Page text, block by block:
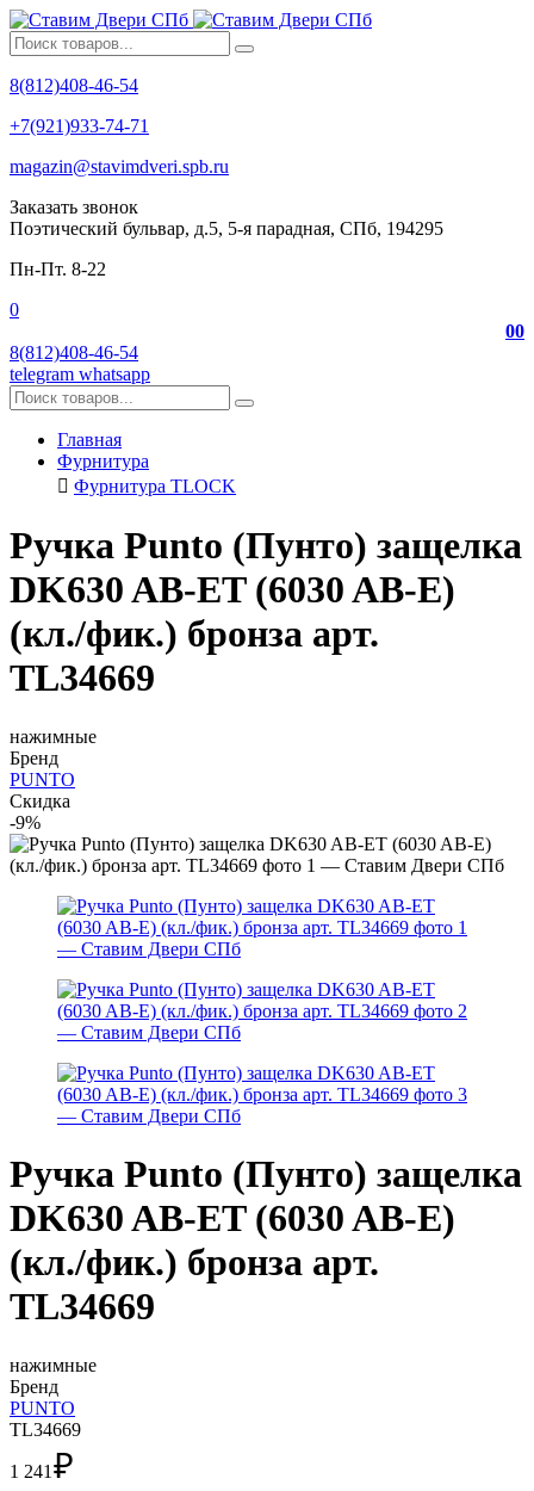
8(812)408-46-54
+7(921)933-74-71
magazin@stavimdveri.spb.ru
Заказать звонок
Поэтический бульвар, д.5, 5-я парадная, СПб, 194295
Пн-Пт. 8-22
0
00
8(812)408-46-54
telegram whatsapp
Главная
Фурнитура
Фурнитура TLOCK
Ручка Punto (Пунто) защелка
DK630 AB-ET (6030 AB-E)
(кл./фик.) бронза арт.
TL34669
нажимные
Бренд
PUNTO
Скидка
-9%
Ручка Punto (Пунто) защелка
DK630 AB-ET (6030 AB-E)
(кл./фик.) бронза арт.
TL34669
нажимные
Бренд
PUNTO
TL34669
1 241₽